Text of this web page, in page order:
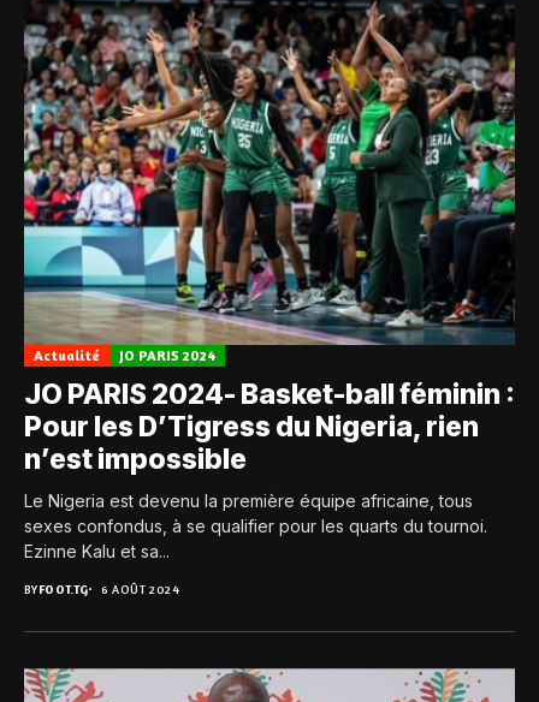
Actualité JO PARIS 2024
JO PARIS 2024- Basket-ball féminin :
Pour les D’Tigress du Nigeria, rien
n’est impossible
Le Nigeria est devenu la première équipe africaine, tous
sexes confondus, à se qualifier pour les quarts du tournoi.
Ezinne Kalu et sa...
BYFOOT.TG 6 AOÛT 2024